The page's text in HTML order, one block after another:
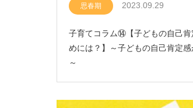
思春期 2023.09.29
子育てコラム⑭【子どもの自己肯
めには？】～子どもの自己肯定感
～